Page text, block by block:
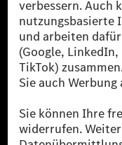
Die Mercedes-
ist eines der
der Welt. Mit der
den größten
und Vans. Die
Finanzierung,
und Bezahlen, die
sowie innovative